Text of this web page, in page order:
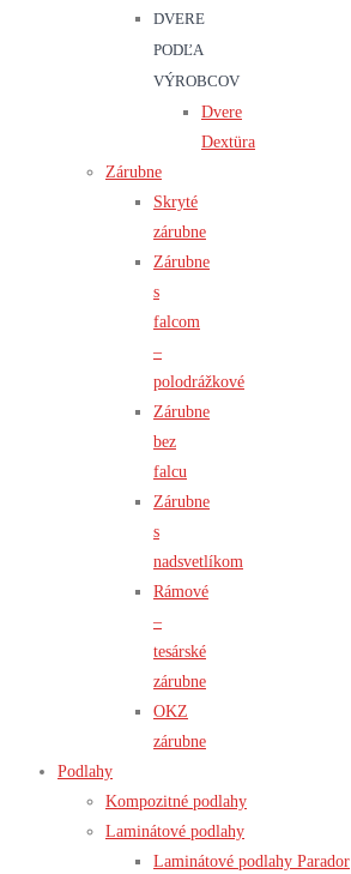
DVERE
PODĽA
VÝROBCOV
Dvere
Dextüra
Zárubne
Skryté
zárubne
Zárubne
s
falcom
–
polodrážkové
Zárubne
bez
falcu
Zárubne
s
nadsvetlíkom
Rámové
–
tesárské
zárubne
OKZ
zárubne
Podlahy
Kompozitné podlahy
Laminátové podlahy
Laminátové podlahy Parador